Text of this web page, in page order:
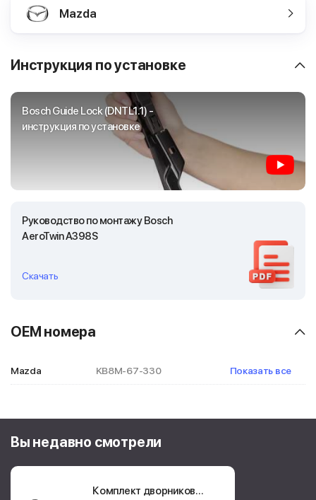
Mazda
Инструкция по установке
Bosch Guide Lock (DNTL1.1) -
инструкция по установке
Руководство по монтажу Bosch
AeroTwin A398S
Скачать
OEM номера
Mazda
KB8M-67-330
KD2W-67-330
Показать все
Вы недавно смотрели
Комплект дворников